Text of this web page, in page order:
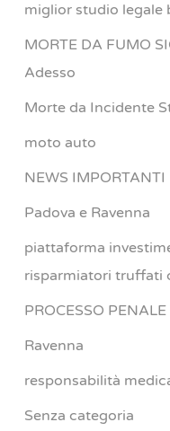
miglior studio legale
MORTE DA FUMO
Adesso
Morte da Incidente
moto auto
NEWS IMPORTANTI
Padova e Ravenna
piattaforma
risparmiatori truffati
PROCESSO
Ravenna
responsabilità
Senza categoria